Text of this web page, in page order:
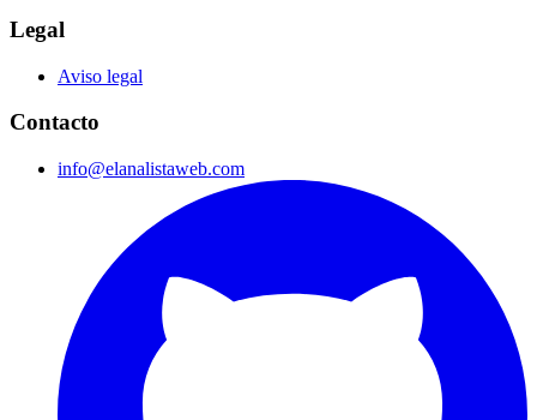
Legal
Aviso legal
Contacto
info@elanalistaweb.com